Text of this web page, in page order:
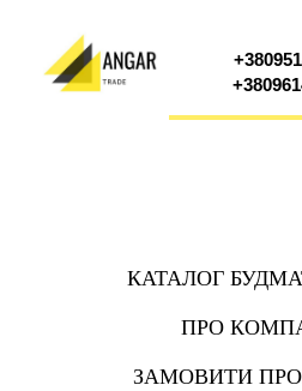
КАТАЛОГ
ПРО
ЗАМОВИТИ